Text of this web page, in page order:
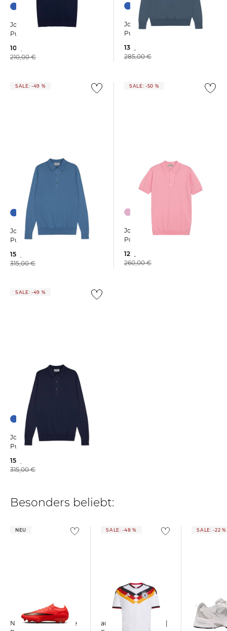
John Smedley | Herren
Pullover KEMPTON
109,99 €
210,00 €
John Smedley | Herren
Pullover ROWLAND
139,99 €
285,00 €
SALE: -49 %
John Smedley | Herren
Pullover BRADWELL
159,99 €
315,00 €
SALE: -50 %
John Smedley | Herren
Poloshirt ROTH Kurzarm
129,99 €
260,00 €
SALE: -49 %
John Smedley | Herren
Pullover BRADWELL
159,99 €
315,00 €
Besonders beliebt:
NEU
Nike | Fußballschuhe
SALE: -48 %
adidas Performance |
SALE: -22 %
New